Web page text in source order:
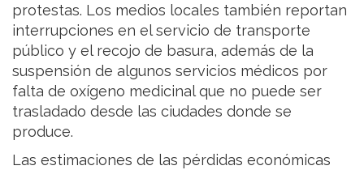
protestas. Los medios locales también reportan
interrupciones en el servicio de transporte
público y el recojo de basura, además de la
suspensión de algunos servicios médicos por
falta de oxígeno medicinal que no puede ser
trasladado desde las ciudades donde se
produce.
Las estimaciones de las pérdidas económicas